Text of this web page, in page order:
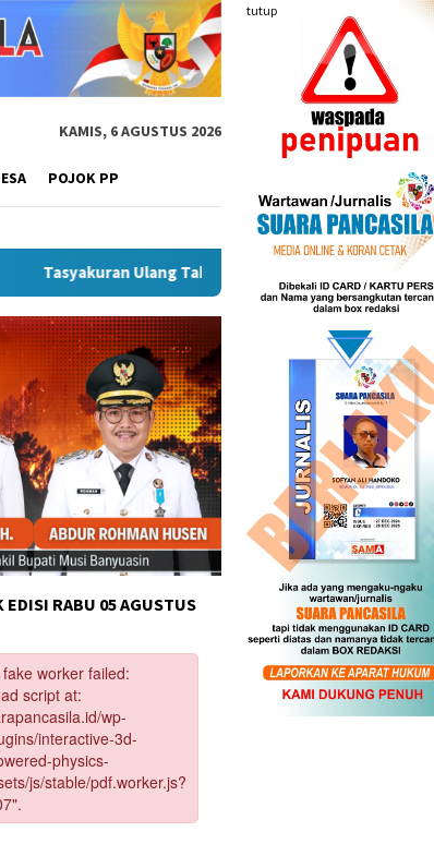
tutup
KAMIS, 6 AGUSTUS 2026
POJOK PP
Tommy Johan Agusta Warnai Launching Joglo
EDISI RABU 05 AGUSTUS